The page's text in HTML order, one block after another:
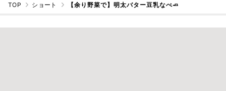
TOP ショート 【余り野菜で】明太バター豆乳なべ🧈